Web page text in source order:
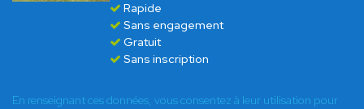
Rapide
Sans engagement
Gratuit
Sans inscription
En renseignant ces données, vous consentez à leur utilisation pour